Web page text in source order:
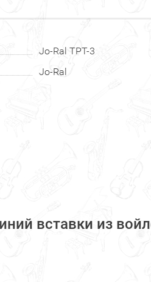
Jo-Ral TPT-3
Jo-Ral
вставки из